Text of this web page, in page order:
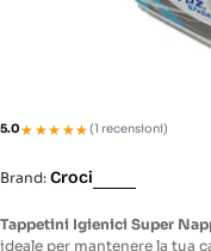
5.0★★★★★
★★★★★(1 recensioni)
Brand: Croci
Tappetini Igienici Super
ideale per mantenere la tua